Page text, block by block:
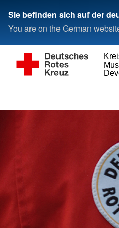
Sie befinden sich auf der
You are on the German